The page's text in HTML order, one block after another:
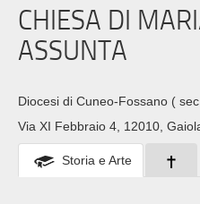
CHIESA DI
ASSUNTA
Diocesi di Cuneo-Fossano (
Via XI Febbraio 4, 12010,
Storia e Arte